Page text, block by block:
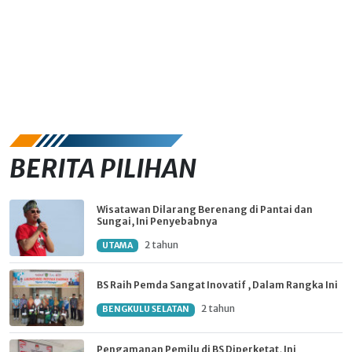
BERITA PILIHAN
Wisatawan Dilarang Berenang di Pantai dan
Sungai, Ini Penyebabnya
UTAMA 2 tahun
BS Raih Pemda Sangat Inovatif , Dalam Rangka Ini
BENGKULU SELATAN 2 tahun
Pengamanan Pemilu di BS Diperketat, Ini